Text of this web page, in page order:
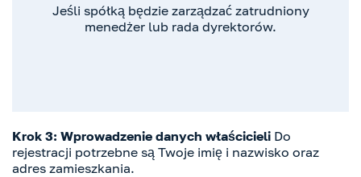
Jeśli spółką będzie zarządzać zatrudniony
menedżer lub rada dyrektorów.
Krok 3: Wprowadzenie danych właścicieli Do
rejestracji potrzebne są Twoje imię i nazwisko oraz
adres zamieszkania.